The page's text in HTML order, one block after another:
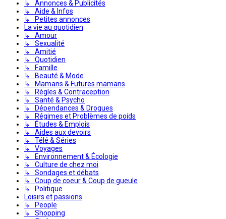
↳ Annonces & Publicités
↳ Aide & Infos
↳ Petites annonces
La vie au quotidien
↳ Amour
↳ Sexualité
↳ Amitié
↳ Quotidien
↳ Famille
↳ Beauté & Mode
↳ Mamans & Futures mamans
↳ Règles & Contraception
↳ Santé & Psycho
↳ Dépendances & Drogues
↳ Régimes et Problèmes de poids
↳ Études & Emplois
↳ Aides aux devoirs
↳ Télé & Séries
↳ Voyages
↳ Environnement & Écologie
↳ Culture de chez moi
↳ Sondages et débats
↳ Coup de coeur & Coup de gueule
↳ Politique
Loisirs et passions
↳ People
↳ Shopping